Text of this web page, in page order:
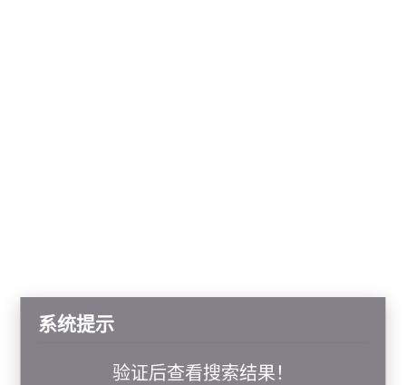
系统提示
验证后查看搜索结果！